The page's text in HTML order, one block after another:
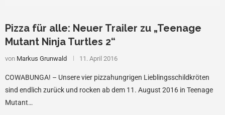
Pizza für alle: Neuer Trailer zu „Teenage
Mutant Ninja Turtles 2“
von Markus Grunwald 11. April 2016
COWABUNGA! – Unsere vier pizzahungrigen Lieblingsschildkröten
sind endlich zurück und rocken ab dem 11. August 2016 in Teenage
Mutant…